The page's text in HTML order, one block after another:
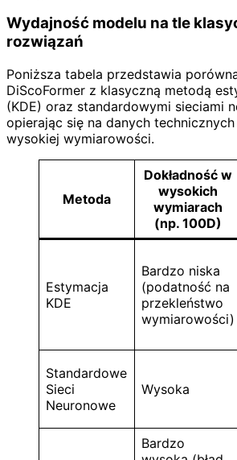
Wydajność modelu na tle
rozwiązań
Poniższa tabela przedstawia
DiScoFormer z klasyczną metodą
(KDE) oraz standardowymi sieciami
opierając się na danych
wysokiej wymiarowości.
Metoda
Dokładność w
wysokich
wymiarach
(np. 100D)
Estymacja
KDE
Bardzo niska
(podatność na
przekleństwo
wymiarowości)
Standardowe
Sieci
Neuronowe
Wysoka
Bardzo